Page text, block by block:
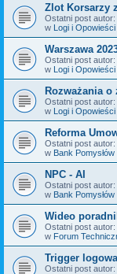
Zlot Korsarzy
Ostatni post autor:
w Logi i Opowieści
Warszawa
Ostatni post autor:
w Logi i Opowieści
Rozważania o
Ostatni post autor:
w Logi i Opowieści
Reforma
Ostatni post autor:
w Bank Pomysłów
NPC - AI
Ostatni post autor:
w Bank Pomysłów
Wideo
Ostatni post autor:
w Forum
Trigger
Ostatni post autor: